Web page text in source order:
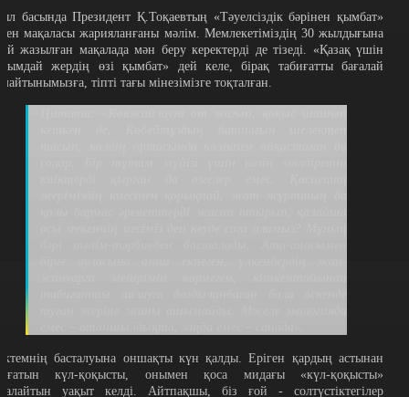
басында Президент Қ.Тоқаевтың «Тәуелсіздік бәрінен қымбат»
мақаласы жарияланғаны мәлім. Мемлекетіміздің 30 жылдығына
жазылған мақалада мән беру керектерді де тізеді. «Қазақ үшін
жердің өзі қымбат» дей келе, бірақ табиғатты бағалай
тіпті тағы мінезімізге тоқталған.
басталуына оншақты күн қалды. Еріген қардың астынан
күл-қоқысты, онымен қоса мидағы «күл-қоқысты»
уақыт келді. Айтпақшы, біз ғой - солтүстіктегілер